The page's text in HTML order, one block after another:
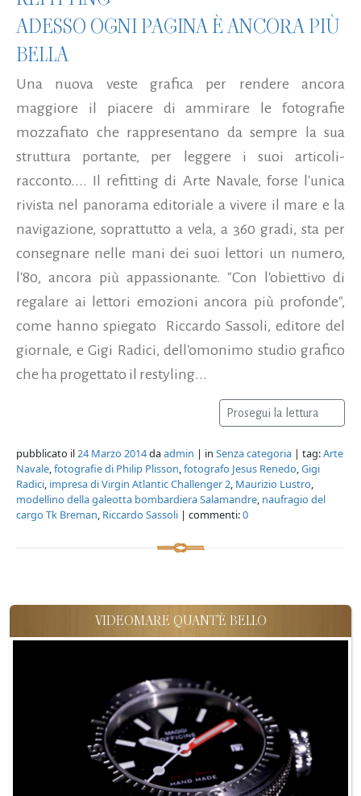
ADESSO OGNI PAGINA È ANCORA PIÙ
BELLA
Una nuova veste grafica per rendere ancora
maggiore il piacere di ammirare le fotografie
mozzafiato che rappresentano da sempre la sua
struttura portante, per leggere i suoi articoli-
racconto.... Il refitting di Arte Navale, forse l'unica
rivista nel panorama editoriale a vivere il mare e la
navigazione, soprattutto a vela, a 360 gradi, sta per
consegnare nelle mani dei suoi lettori un numero,
l'80, ancora più appassionante. "Con l'obiettivo di
regalare ai lettori emozioni ancora più profonde",
come hanno spiegato Riccardo Sassoli, editore del
giornale, e Gigi Radici, dell'omonimo studio grafico
che ha progettato il restyling...
Prosegui la lettura
pubblicato il24 Marzo 2014daadmin | in Senza categoria | tag:Arte
Navale,fotografie di Philip Plisson,fotografo Jesus Renedo,Gigi
Radici, impresa di Virgin Atlantic Challenger 2, Maurizio Lustro,
modellino della galeotta bombardiera Salamandre, naufragio del
cargo Tk Breman, Riccardo Sassoli | commenti:0
VIDEOMARE QUANT'È BELLO